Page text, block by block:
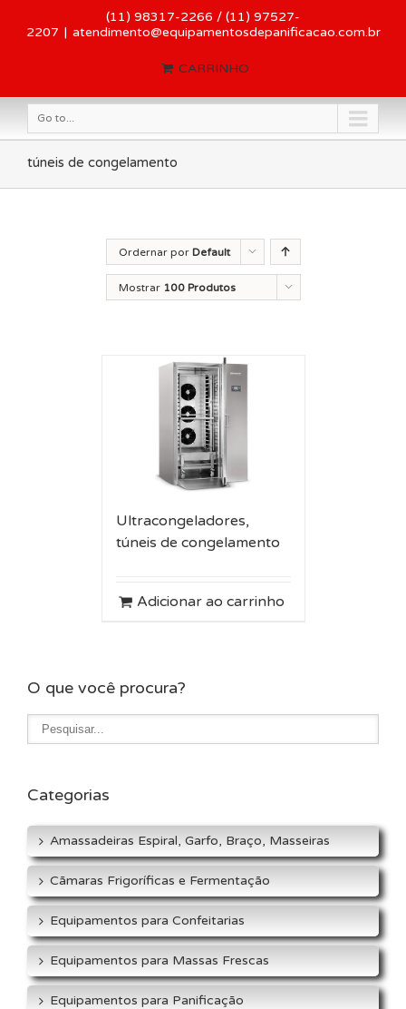
(11) 98317-2266 / (11) 97527-
2207 | atendimento@equipamentosdepanificacao.com.br
CARRINHO
Go to...
túneis de congelamento
Ordernar por Default
Order
Mostrar 100 Produtos
Ultracongeladores,
túneis de congelamento
Adicionar ao carrinho
O que você procura?
Categorias
Amassadeiras Espiral, Garfo, Braço, Masseiras
Cãmaras Frigoríficas e Fermentação
Equipamentos para Confeitarias
Equipamentos para Massas Frescas
Equipamentos para Panificação